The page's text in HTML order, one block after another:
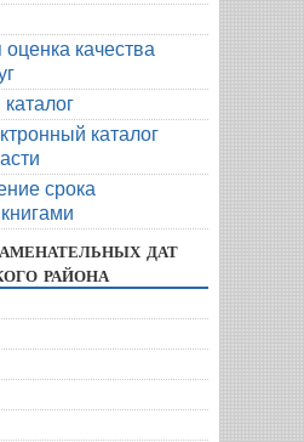
качества
каталог
срока
дат
района